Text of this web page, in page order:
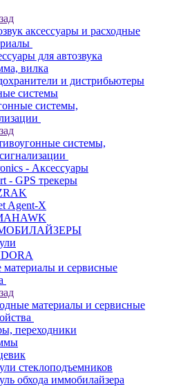
аксессуары и расходные
для автозвука
вилка
и дистрибьютеры
системы
системы,
системы,
- Аксессуары
- GPS трекеры
Agent-X
материалы и сервисные
материалы и сервисные
переходники
стеклоподъемников
обхода иммобилайзера